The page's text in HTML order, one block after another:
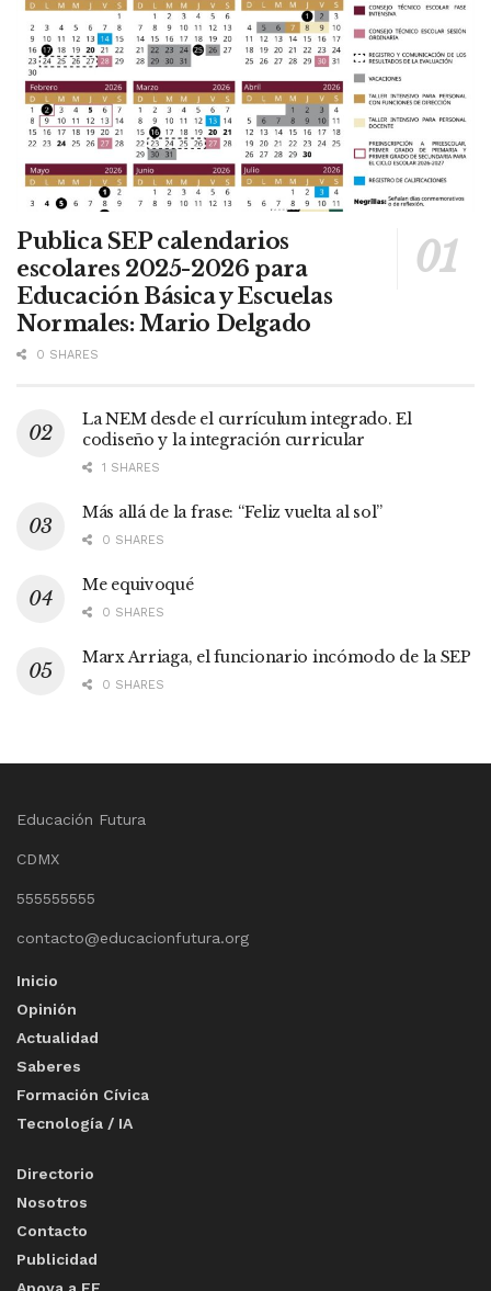
Publica SEP calendarios
escolares 2025-2026 para
Educación Básica y Escuelas
Normales: Mario Delgado
0 SHARES
La NEM desde el currículum integrado. El
codiseño y la integración curricular
1 SHARES
Más allá de la frase: “Feliz vuelta al sol”
0 SHARES
Me equivoqué
0 SHARES
Marx Arriaga, el funcionario incómodo de la SEP
0 SHARES
Educación Futura
CDMX
555555555
contacto@educacionfutura.org
Inicio
Opinión
Actualidad
Saberes
Formación Cívica
Tecnología / IA
Directorio
Nosotros
Contacto
Publicidad